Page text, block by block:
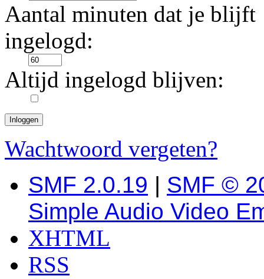
Aantal minuten dat je blijft
ingelogd:
Altijd ingelogd blijven:
Wachtwoord vergeten?
SMF 2.0.19 | SMF ©
Simple Audio Video
XHTML
RSS